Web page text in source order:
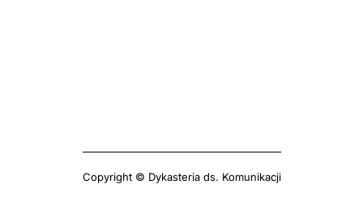
Copyright © Dykasteria ds. Komunikacji